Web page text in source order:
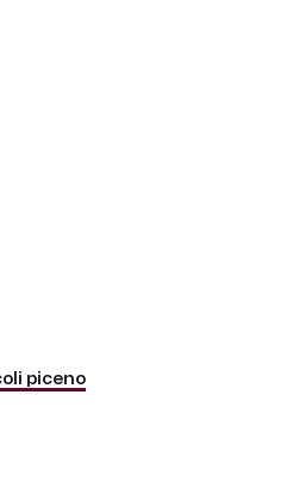
piceno